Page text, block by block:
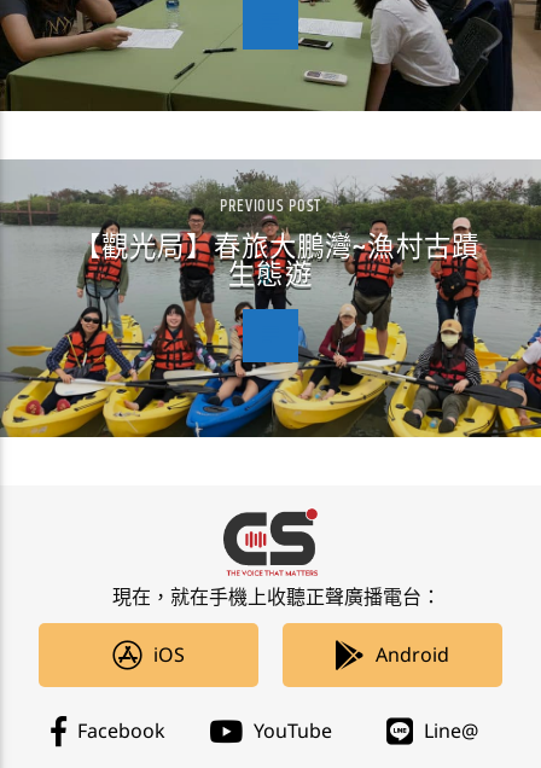
PREVIOUS POST
【觀光局】春旅大鵬灣~漁村古蹟
生態遊
現在，就在手機上收聽正聲廣播電台：
iOS Android
Facebook YouTube Line@